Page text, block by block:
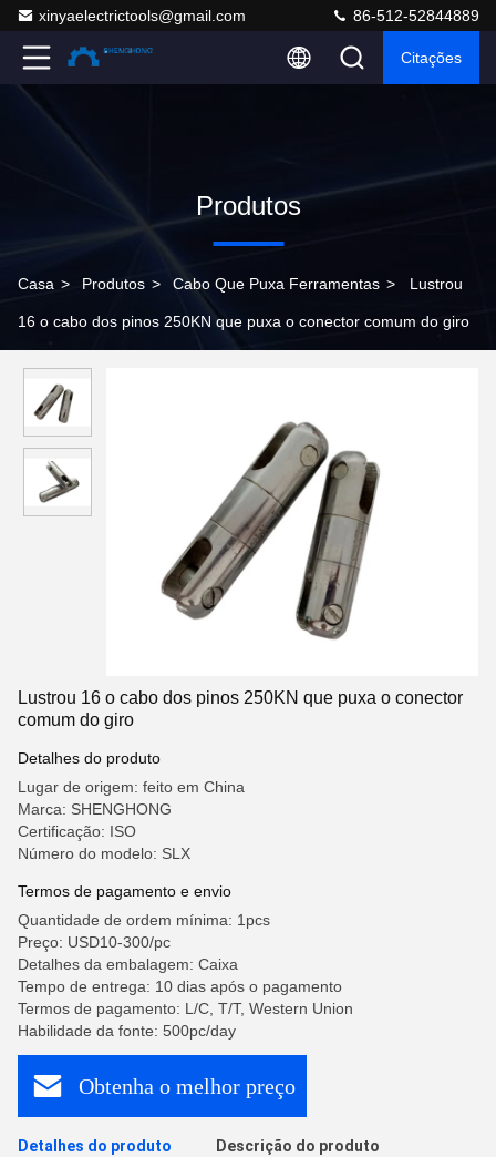
xinyaelectrictools@gmail.com 86-512-52844889
Citações
Produtos
Casa > Produtos > Cabo Que Puxa Ferramentas > Lustrou
16 o cabo dos pinos 250KN que puxa o conector comum do giro
Lustrou 16 o cabo dos pinos 250KN que puxa o conector
comum do giro
Detalhes do produto
Lugar de origem: feito em China
Marca: SHENGHONG
Certificação: ISO
Número do modelo: SLX
Termos de pagamento e envio
Quantidade de ordem mínima: 1pcs
Preço: USD10-300/pc
Detalhes da embalagem: Caixa
Tempo de entrega: 10 dias após o pagamento
Termos de pagamento: L/C, T/T, Western Union
Habilidade da fonte: 500pc/day
Obtenha o melhor preço
Detalhes do produto Descrição do produto